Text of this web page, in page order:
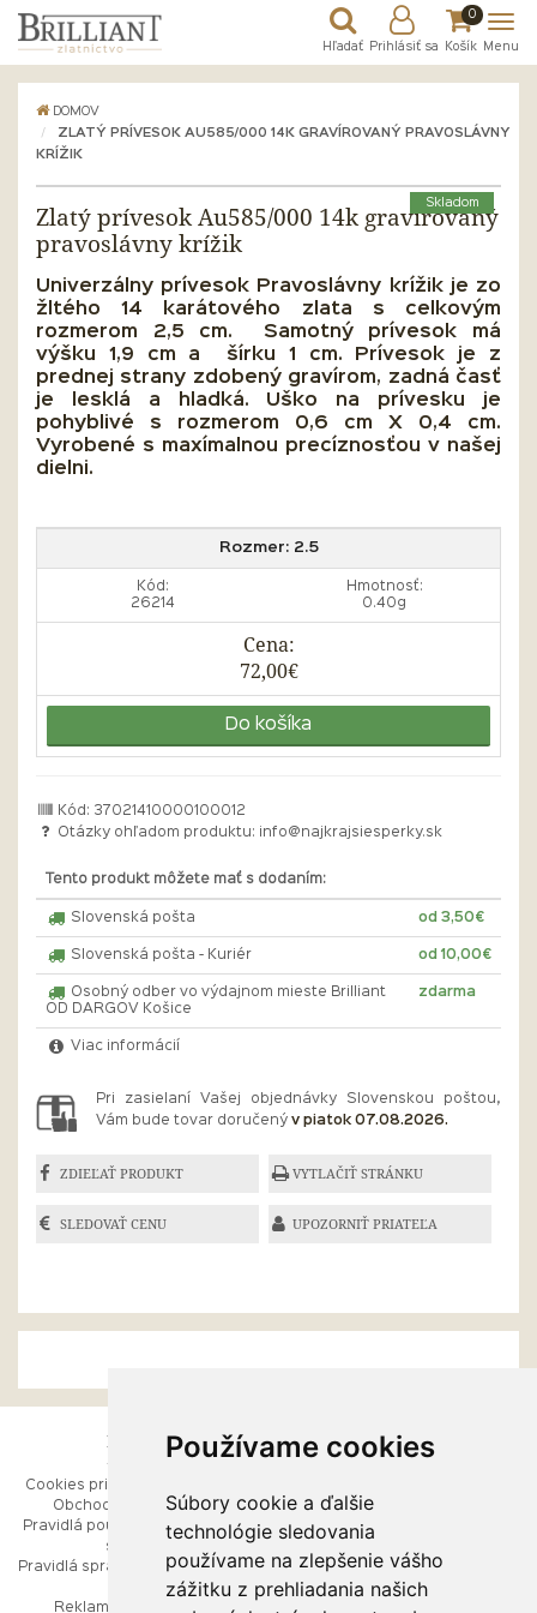
Používame cookies
Súbory cookie a ďalšie
technológie sledovania
používame na zlepšenie vášho
zážitku z prehliadania našich
Hľadať Prihlásiť sa
0
Košík Menu
DOMOV
ZLATÝ PRÍVESOK AU585/000 14K GRAVÍROVANÝ PRAVOSLÁVNY
KRÍŽIK
Skladom
Zlatý prívesok Au585/000 14k gravírovaný
pravoslávny krížik
Univerzálny prívesok Pravoslávny krížik je zo
žltého 14 karátového zlata s celkovým
rozmerom 2,5 cm. Samotný prívesok má
výšku 1,9 cm a šírku 1 cm. Prívesok je z
prednej strany zdobený gravírom, zadná časť
je lesklá a hladká. Uško na prívesku je
pohyblivé s rozmerom 0,6 cm X 0,4 cm.
Vyrobené s maxímalnou precíznosťou v našej
dielni.
Rozmer: 2.5
Kód:
26214
Hmotnosť:
0.40g
Cena:
72,00€
Do košíka
Kód: 37021410000100012
Otázky ohľadom produktu:
info@najkrajsiesperky.sk
Tento produkt môžete mať s dodaním:
Slovenská pošta od 3,50€
Slovenská pošta - Kuriér od 10,00€
Osobný odber vo výdajnom mieste Brilliant
OD DARGOV Košice
zdarma
Viac informácií
Pri zasielaní Vašej objednávky Slovenskou poštou,
Vám bude tovar doručený v piatok 07.08.2026.
ZDIEĽAŤ PRODUKT VYTLAČIŤ STRÁNKU
SLEDOVAŤ CENU UPOZORNIŤ PRIATEĽA
ESHOP
Cookies pri prezeraní stránok
Obchodné podmienky
Pravidlá používania webových
stránok
Pravidlá spracúvania osobných
Reklamačný poriadok
RÝCHLE MENU
Ako balíme Vaše šperky
Kontaktujte nás
PORADŇA